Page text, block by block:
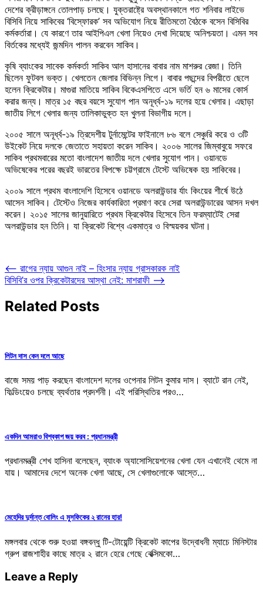
দেশের ক্রীড়াঙ্গনে তোলপাড় চলছে। যুক্তরাষ্ট্রে অবস্থানকালে গত শনিবার লাইভে
বিসিবি নিয়ে সাকিবের ‘বিস্ফোরক’ সব অভিযোগ নিয়ে রীতিমতো বৈঠকে বসেন বিসিবির
কর্মকর্তারা। যে কারণে তার আইপিএল খেলা নিয়েও দেখা দিয়েছে অনিশ্চয়তা। এমন সব
বির্তকের মধ্যেই জন্মদিন পালন করবেন সাকিব।
কৃষি ব্যাংকের সাবেক কর্মকর্তা সাকিব আল হাসানের বাবার নাম মাশরুর রেজা। তিনি
ছিলেন ফুটবল ভক্ত। খেলতেন জেলার বিভিন্ন লিগে। বাবার পছন্দের বিপরীতে ছেলে
হলেন ক্রিকেটার। মাগুরা মাতিয়ে সাকিব বিকেএসপিতে এসে ভর্তি হন ৬ মাসের কোর্স
করার জন্য। মাত্র ১৫ বছর বয়সে সুযোগ পান অনূর্ধ্ব-১৯ দলের হয়ে খেলার। এছাড়া
জাতীয় লিগে খেলার জন্য তালিকাভুক্ত হন খুলনা বিভাগীয় দলে।
২০০৫ সালে অনূর্ধ্ব-১৯ ত্রিদেশীয় টুর্নামেন্টের ফাইনালে ৮৬ বলে সেঞ্চুরি করে ও ৩টি
উইকেট নিয়ে দলকে জেতাতে সহায়তা করেন সাকিব। ২০০৬ সালের জিম্বাবুয়ে সফরে
সাকিব প্রথমবারের মতো বাংলাদেশ জাতীয় দলে খেলার সুযোগ পান। ওয়ানডে
অভিষেকের পরের বছরই ভারতের বিপক্ষে চট্টগ্রামে টেস্টে অভিষেক হয় সাকিবের।
২০০৯ সালে প্রথম বাংলাদেশি হিসেবে ওয়ানডে অলরাউন্ডার র্যাং কিংয়ের শীর্ষে উঠে
আসেন সাকিব। টেস্টেও নিজের কার্যকারিতা প্রমাণ করে সেরা অলরাউন্ডারের আসন দখল
করেন। ২০১৫ সালের জানুয়ারিতে প্রথম ক্রিকেটার হিসেবে তিন ফরম্যাটেই সেরা
অলরাউন্ডার হন তিনি। যা ক্রিকেট বিশ্বে একমাত্র ও বিস্ময়কর ঘটনা।
Post
navigation
⟵ রাগের ন্যায় আগুন নাই – হিংসার ন্যায় গ্রাসকারক নাই
বিসিবি’র ওপর ক্রিকেটারদের আস্থা নেই: মাশরাফী ⟶
Related Posts
লিটন দাস কেন দলে আছে
বাজে সময় পাড় করছেন বাংলাদেশ দলের ওপেনার লিটন কুমার দাস। ব্যাটে রান নেই,
ফিল্ডিংয়েও চলছে ব্যর্থতার প্রদর্শনী। এই পরিস্থিতির পরও…
একদিন আমরাও বিশ্বকাপ জয় করব : প্রধানমন্ত্রী
প্রধানমন্ত্রী শেখ হাসিনা বলেছেন, ব্যাংক অ্যাসোসিয়েশনের খেলা যেন এখানেই থেমে না
যায়। আমাদের দেশে অনেক খেলা আছে, সে খেলাগুলোকে আস্তে…
মেহেদির দুর্দান্ত বোলিং এ মুসফিকের ২ রানের হার!
মঙ্গলবার থেকে শুরু হওয়া বঙ্গবন্ধু টি-টোয়েন্টি ক্রিকেট কাপের উদ্বোধনী ম্যাচে মিনিস্টার
গ্রুপ রাজশাহীর কাছে মাত্র ২ রানে হেরে গেছে বেক্সিমকো…
Leave a Reply